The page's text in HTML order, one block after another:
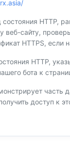
состояния HTTP,
веб-сайту,
HTTPS, если
HTTP,
бота к
часть
доступ к